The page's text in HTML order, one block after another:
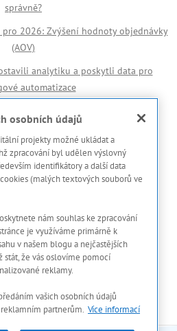
správně?
pro 2026: Zvýšení hodnoty objednávky
(AOV)
analytiku a poskytli data pro
automatizace
odkazy
Reference
s použití cookies
a dalších zpracovávaných údajů
Meter
proces
Kontakty
osobních údajů
projekty možné ukládat a
zpracování byl udělen výslovný
identifikátory a další data
(malých textových souborů ve
nám souhlas ke zpracování
je využíváme primárně k
v našem blogu a nejčastějších
stát, že vás oslovíme pomocí
reklamy.
vašich osobních údajů
partnerům. Více informací